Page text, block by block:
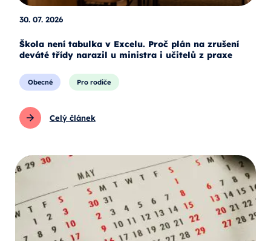
30. 07. 2026
Škola není tabulka v Excelu. Proč plán na zrušení
deváté třídy narazil u ministra i učitelů z praxe
Obecné Pro rodiče
Celý článek